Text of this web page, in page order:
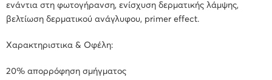
ενάντια στη φωτογήρανση, ενίσχυση δερματικής λάμψης,
βελτίωση δερματικού ανάγλυφου, primer effect.
Χαρακτηριστικα & Οφέλη:
20% απορρόφηση σμήγματος